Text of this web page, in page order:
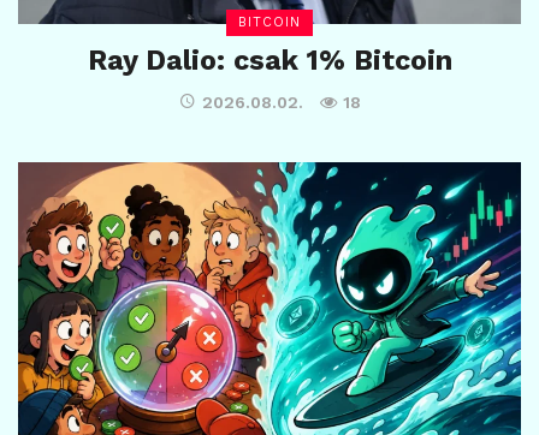
BITCOIN
Ray Dalio: csak 1% Bitcoin
2026.08.02. 18